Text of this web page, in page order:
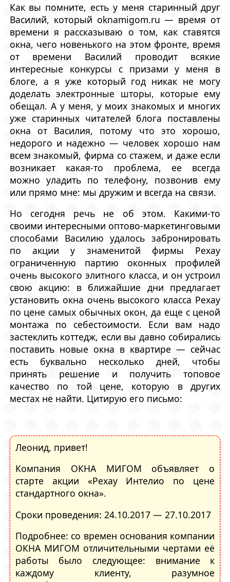
Как вы помните, есть у меня старинный друг
Василий, который oknamigom.ru — время от
времени я рассказываю о том, как ставятся
окна, чего новенького на этом фронте, время
от времени Василий проводит всякие
интересные конкурсы с призами у меня в
блоге, а я уже который год никак не могу
доделать электронные шторы, которые ему
обещал. А у меня, у моих знакомых и многих
уже старинных читателей блога поставлены
окна от Василия, потому что это хорошо,
недорого и надежно — человек хорошо нам
всем знакомый, фирма со стажем, и даже если
возникает какая-то проблема, ее всегда
можно уладить по телефону, позвонив ему
или прямо мне: мы дружим и всегда на связи.
Но сегодня речь не об этом. Какими-то
своими интересными оптово-маркетинговыми
способами Василию удалось забронировать
по акции у знаменитой фирмы Рехау
ограниченную партию оконных профилей
очень высокого элитного класса, и он устроил
свою акцию: в ближайшие дни предлагает
установить окна очень высокого класса Рехау
по цене самых обычных окон, да еще с ценой
монтажа по себестоимости. Если вам надо
застеклить коттедж, если вы давно собирались
поставить новые окна в квартире — сейчас
есть буквально несколько дней, чтобы
принять решение и получить топовое
качество по той цене, которую в других
местах не найти. Цитирую его письмо:
Леонид, привет!
Компания ОКНА МИГОМ объявляет о
старте акции «Рехау Интелио по цене
стандартного окна».
Сроки проведения: 24.10.2017 — 27.10.2017
Подробнее: со времен основания компании
ОКНА МИГОМ отличительными чертами её
работы было следующее: внимание к
каждому клиенту, разумное